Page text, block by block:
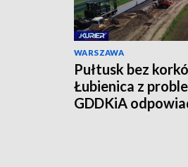
WARSZAWA
Pułtusk bez
Łubienica z
GDDKiA